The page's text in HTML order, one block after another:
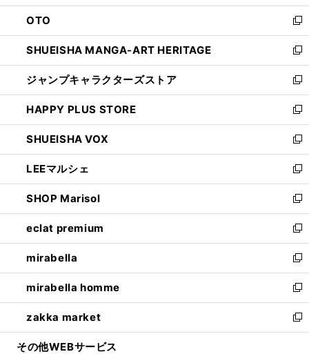
ウ
で
開
く
ン
ド
ウ
で
開
く
OTO
新
し
い
ウ
ィ
ン
ド
ウ
で
開
く
SHUEISHA MANGA-ART HERITAGE
新
し
い
ウ
ィ
ン
ド
ウ
で
開
く
ジャンプキャラクターズストア
新
し
い
ウ
ィ
ン
ド
ウ
で
開
く
HAPPY PLUS STORE
新
し
い
ウ
ィ
ン
ド
ウ
で
開
く
SHUEISHA VOX
新
し
い
ウ
ィ
ン
ド
ウ
で
開
く
LEEマルシェ
新
し
い
ウ
ィ
ン
ド
ウ
で
開
く
SHOP Marisol
新
し
い
ウ
ィ
ン
ド
ウ
で
開
eclat premium
新
し
い
ウ
ィ
ン
ド
ウ
mirabella
新
し
い
ウ
ィ
ン
mirabella homme
新
し
い
ウ
zakka market
新
し
その他WEBサービス